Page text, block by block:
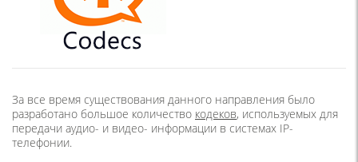
За все время существования данного направления было
разработано большое количество кодеков, используемых для
передачи аудио- и видео- информации в системах IP-
телефонии.